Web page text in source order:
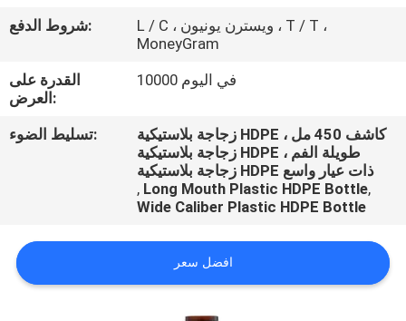
اتصل
أخبار
شروط الدفع:
L / C ، ويسترن يونيون ، T / T ،
MoneyGram
القدرة على
العرض:
10000 في اليوم
تسليط الضوء:
زجاجة بلاستيكية HDPE كاشف 450 مل ،
زجاجة بلاستيكية HDPE طويلة الفم ،
زجاجة بلاستيكية HDPE ذات عيار واسع
, Long Mouth Plastic HDPE Bottle,
Wide Caliber Plastic HDPE Bottle
افضل سعر